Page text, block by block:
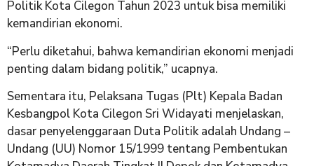
Politik Kota Cilegon Tahun 2023 untuk bisa memiliki
kemandirian ekonomi.
“Perlu diketahui, bahwa kemandirian ekonomi menjadi
penting dalam bidang politik,” ucapnya.
Sementara itu, Pelaksana Tugas (Plt) Kepala Badan
Kesbangpol Kota Cilegon Sri Widayati menjelaskan,
dasar penyelenggaraan Duta Politik adalah Undang –
Undang (UU) Nomor 15/1999 tentang Pembentukan